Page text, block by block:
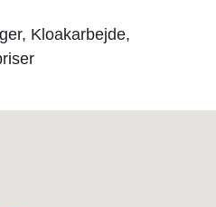
Kloakarbejde,